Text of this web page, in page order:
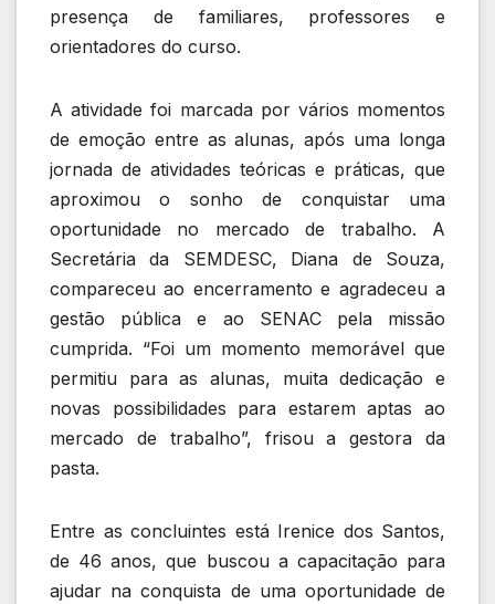
presença de familiares, professores e
orientadores do curso.
A atividade foi marcada por vários momentos
de emoção entre as alunas, após uma longa
jornada de atividades teóricas e práticas, que
aproximou o sonho de conquistar uma
oportunidade no mercado de trabalho. A
Secretária da SEMDESC, Diana de Souza,
compareceu ao encerramento e agradeceu a
gestão pública e ao SENAC pela missão
cumprida. “Foi um momento memorável que
permitiu para as alunas, muita dedicação e
novas possibilidades para estarem aptas ao
mercado de trabalho”, frisou a gestora da
pasta.
Entre as concluintes está Irenice dos Santos,
de 46 anos, que buscou a capacitação para
ajudar na conquista de uma oportunidade de